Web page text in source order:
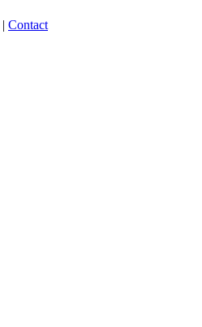
| Contact